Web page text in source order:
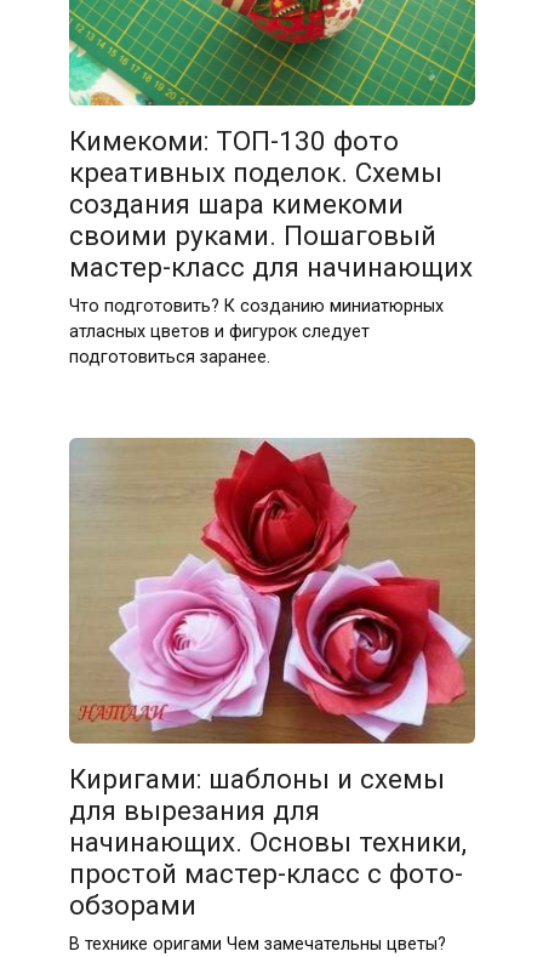
Кимекоми: ТОП-130 фото
креативных поделок. Схемы
создания шара кимекоми
своими руками. Пошаговый
мастер-класс для начинающих
Что подготовить? К созданию миниатюрных
атласных цветов и фигурок следует
подготовиться заранее.
Киригами: шаблоны и схемы
для вырезания для
начинающих. Основы техники,
простой мастер-класс с фото-
обзорами
В технике оригами Чем замечательны цветы?